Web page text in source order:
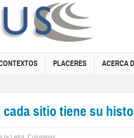
PLACERES ACERCA
sitio tiene su